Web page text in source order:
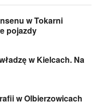
w Tokarni
pojazdy
w Kielcach. Na
w Olbierzowicach